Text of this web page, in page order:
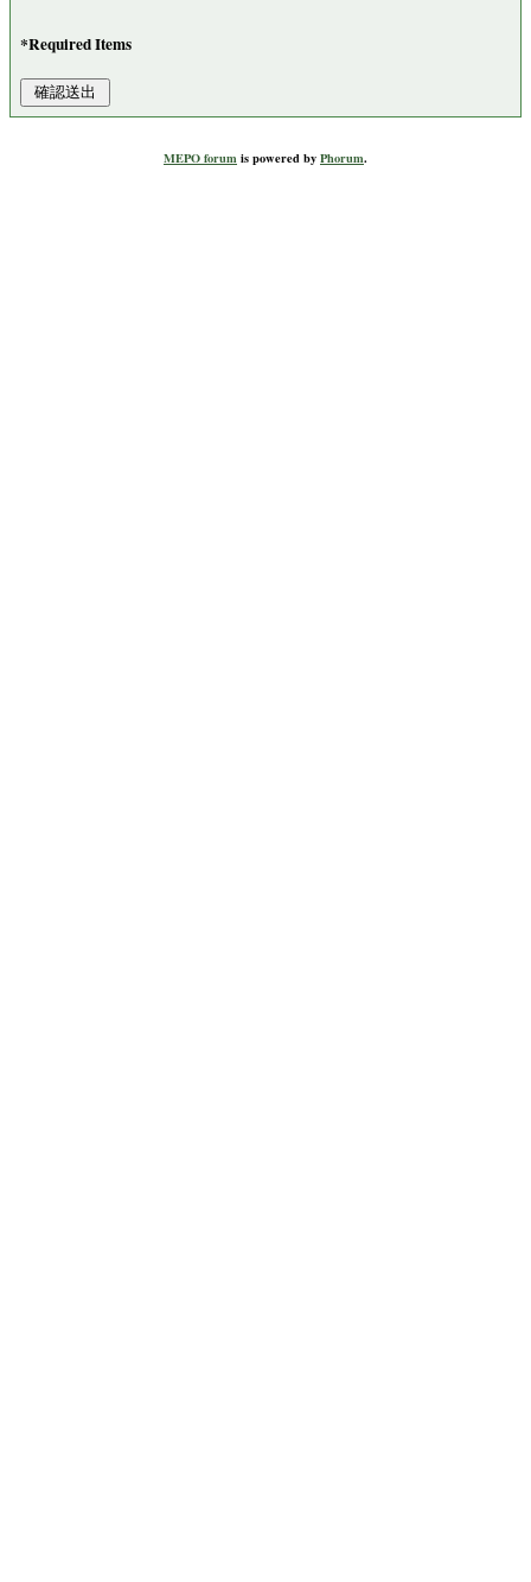
*Required Items
MEPO forumis powered byPhorum.